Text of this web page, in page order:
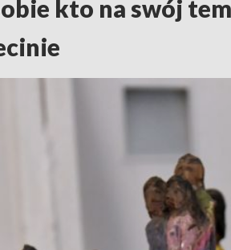
kto na swój